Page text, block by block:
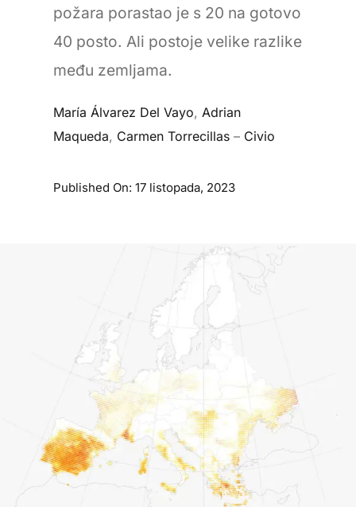
požara porastao je s 20 na gotovo
40 posto. Ali postoje velike razlike
među zemljama.
María Álvarez Del Vayo, Adrian
Maqueda, Carmen Torrecillas – Civio
Published On: 17 listopada, 2023